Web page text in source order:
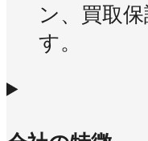
ン、買取
す。